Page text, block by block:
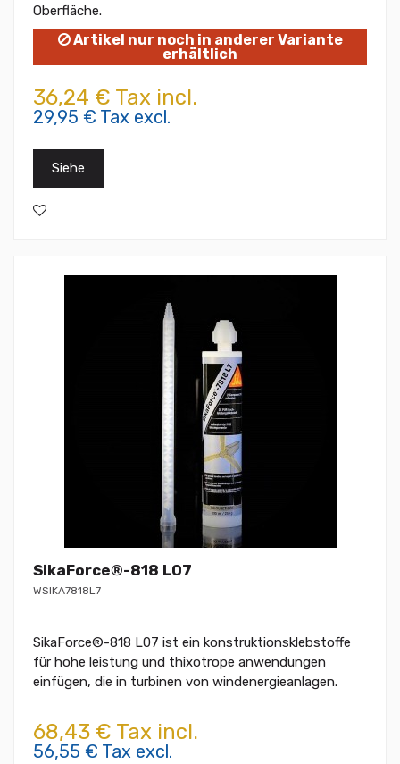
Oberfläche.
Artikel nur noch in anderer Variante
erhältlich
36,24 € Tax incl.
29,95 € Tax excl.
Siehe
SikaForce®-818 L07
WSIKA7818L7
SikaForce®-818 L07 ist ein konstruktionsklebstoffe
für hohe leistung und thixotrope anwendungen
einfügen, die in turbinen von windenergieanlagen.
68,43 € Tax incl.
56,55 € Tax excl.